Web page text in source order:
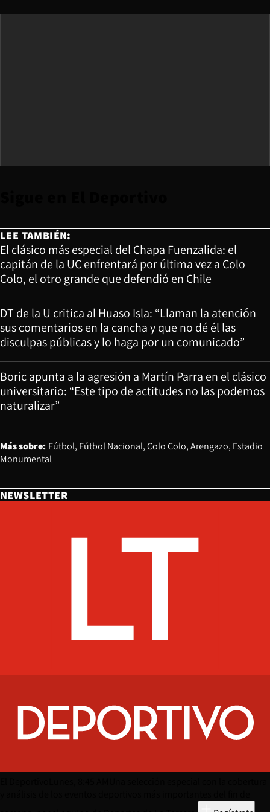
LEE TAMBIÉN:
El clásico más especial del Chapa Fuenzalida: el
capitán de la UC enfrentará por última vez a Colo
Colo, el otro grande que defendió en Chile
DT de la U critica al Huaso Isla: “Llaman la atención
sus comentarios en la cancha y que no dé él las
disculpas públicas y lo haga por un comunicado”
Boric apunta a la agresión a Martín Parra en el clásico
universitario: “Este tipo de actitudes no las podemos
naturalizar”
Más sobre: Fútbol Fútbol Nacional Colo Colo Arengazo Estadio
Monumental
NEWSLETTER